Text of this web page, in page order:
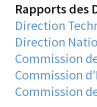
Rapports des
Direction
Direction
Commission
Commission
Commission